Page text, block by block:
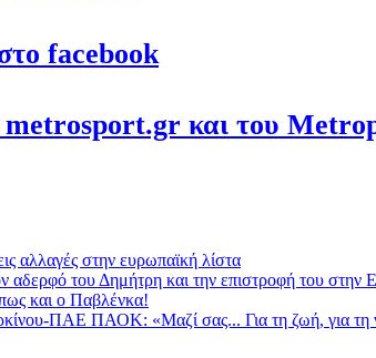
facebook
metrosport.gr και του
αλλαγές στην ευρωπαϊκή λίστα
του Δημήτρη και την επιστροφή του στην
και ο Παβλένκα!
ΠΑΕ ΠΑΟΚ: «Μαζί σας... Για τη ζωή, για τη